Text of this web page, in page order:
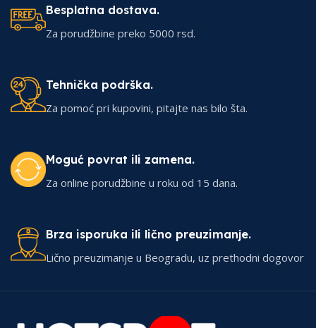
Besplatna dostava.
Za porudžbine preko 5000 rsd.
Tehnička podrška.
Za pomoć pri kupovini, pitajte nas bilo šta.
Moguć povrat ili zamena.
Za online porudžbine u roku od 15 dana.
Brza isporuka ili lično preuzimanje.
Lično preuzimanje u Beogradu, uz prethodni dogovor